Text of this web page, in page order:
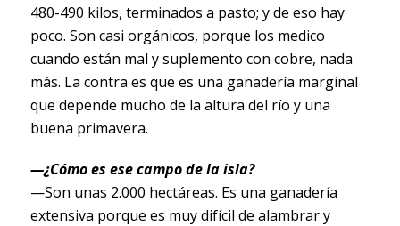
480-490 kilos, terminados a pasto; y de eso hay
poco. Son casi orgánicos, porque los medico
cuando están mal y suplemento con cobre, nada
más. La contra es que es una ganadería marginal
que depende mucho de la altura del río y una
buena primavera.
—¿Cómo es ese campo de la isla?
—Son unas 2.000 hectáreas. Es una ganadería
extensiva porque es muy difícil de alambrar y